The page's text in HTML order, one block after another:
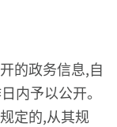
的政务信息,自
内予以公开。
定的,从其规